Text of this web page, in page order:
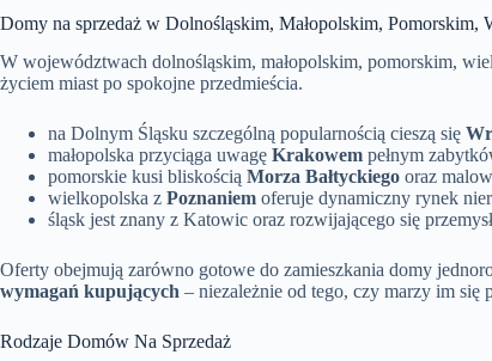
Domy na sprzedaż w Dolnośląskim, Małopolskim, Pomorskim,
W województwach dolnośląskim, małopolskim, pomorskim,
życiem miast po spokojne przedmieścia.
na Dolnym Śląsku szczególną popularnością cieszą się
małopolska przyciąga uwagę Krakowem pełnym
pomorskie kusi bliskością Morza Bałtyckiego oraz
wielkopolska z Poznaniem oferuje dynamiczny rynek
śląsk jest znany z Katowic oraz rozwijającego się
Oferty obejmują zarówno gotowe do zamieszkania domy
wymagań kupujących – niezależnie od tego, czy marzy im się
Rodzaje Domów Na Sprzedaż